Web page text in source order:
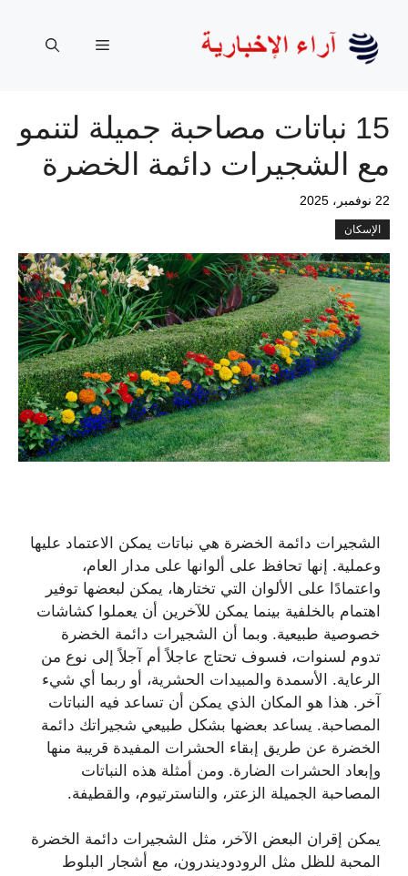
المحتوى
القائمة
15 نباتات مصاحبة جميلة لتنمو
مع الشجيرات دائمة الخضرة
22 نوفمبر، 2025
الإسكان
الشجيرات دائمة الخضرة هي نباتات يمكن الاعتماد عليها
وعملية. إنها تحافظ على ألوانها على مدار العام،
واعتمادًا على الألوان التي تختارها، يمكن لبعضها توفير
اهتمام بالخلفية بينما يمكن للآخرين أن يعملوا كشاشات
خصوصية طبيعية. وبما أن الشجيرات دائمة الخضرة
تدوم لسنوات، فسوف تحتاج عاجلاً أم آجلاً إلى نوع من
الرعاية. الأسمدة والمبيدات الحشرية، أو ربما أي شيء
آخر. هذا هو المكان الذي يمكن أن تساعد فيه النباتات
المصاحبة. يساعد بعضها بشكل طبيعي شجيراتك دائمة
الخضرة عن طريق إبقاء الحشرات المفيدة قريبة منها
وإبعاد الحشرات الضارة. ومن أمثلة هذه النباتات
المصاحبة الجميلة الزعتر، والناسترتيوم، والقطيفة.
يمكن إقران البعض الآخر، مثل الشجيرات دائمة الخضرة
المحبة للظل مثل الرودوديندرون، مع أشجار البلوط